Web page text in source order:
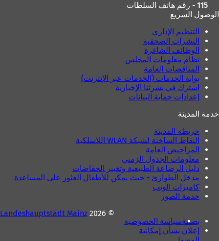
115 - رقم هاتف السلطات
الوصول السريع
التنظيم الإداري
النشرات الصحفية
الوظائف الشاغرة
نظام معلومات المجلس
المناقصات العامة
بوابة الخدمات (الخدمات عبر الإنترنت)
اشترك في نشرتنا الإخبارية
إعدادات حماية البيانات
خدمة المدينة
خريطة المدينة
النقاط الساخنة لشبكة WLAN اللاسلكية
المراحيض العامة
معلومات الجدول الزمني
دليل الرضاعة الطبيعية وتغيير الحفاضات
مدخل الطوارئ - حيث يمكن للأطفال العثور على المساعدة
كاميرات الويب
خدمة الصور
بصمةسياسة الخصوصية
إعلان بشأن إمكانية
© 2026
Landeshauptstadt Mainz